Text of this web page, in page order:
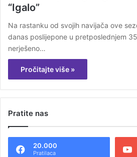
“Igalo”
Na rastanku od svojih navijača ove
danas poslijepone u pretposlednjem
nerješeno…
Pročitajte više »
Pratite nas
20.000
Pratilaca